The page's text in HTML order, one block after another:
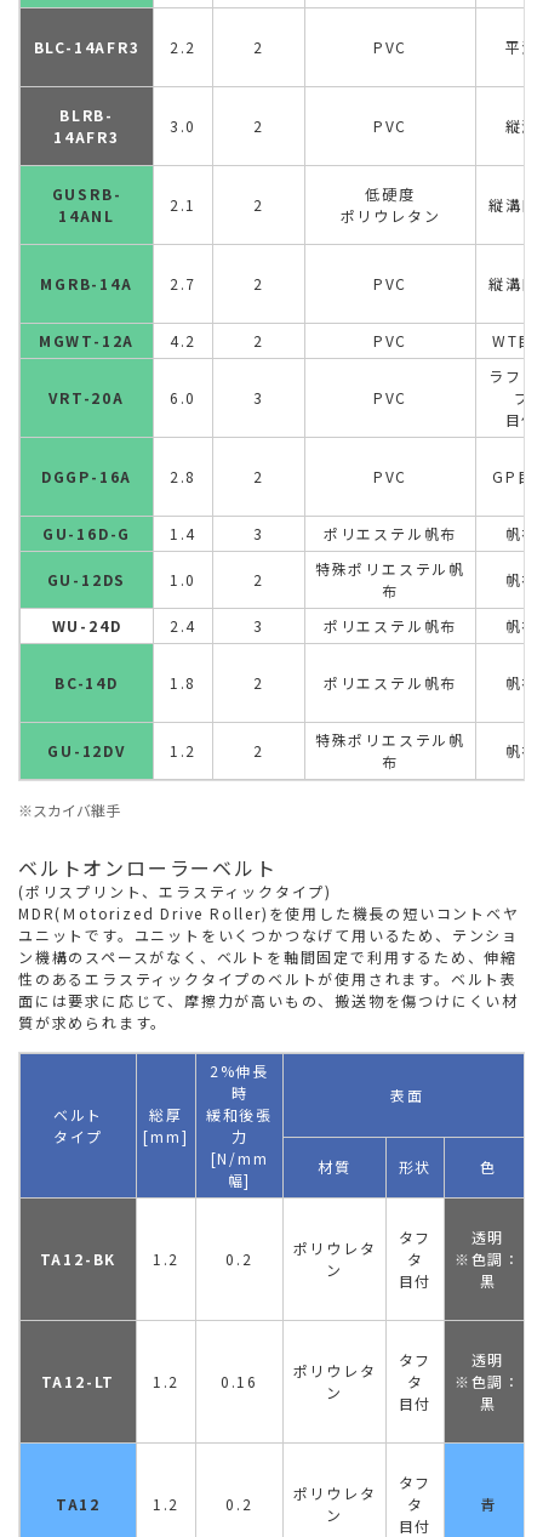
BLC-14AFR3 2.2 2 PVC 平滑
BLRB-
14AFR3
3.0 2 PVC 縦溝
GUSRB-
14ANL
2.1 2
低硬度
ポリウレタン
縦溝目
MGRB-14A 2.7 2 PVC 縦溝目
MGWT-12A 4.2 2 PVC WT目
VRT-20A 6.0 3 PVC
ラフト
プ
目付
DGGP-16A 2.8 2 PVC GP目
GU-16D-G 1.4 3 ポリエステル帆布 帆布
GU-12DS 1.0 2
特殊ポリエステル帆
布
帆布
WU-24D 2.4 3 ポリエステル帆布 帆布
BC-14D 1.8 2 ポリエステル帆布 帆布
GU-12DV 1.2 2
特殊ポリエステル帆
布
帆布
※スカイバ継手
ベルトオンローラーベルト
(ポリスプリント、エラスティックタイプ)
MDR(Ｍotorized Drive Roller)を使用した機長の短いコントベヤ
ユニットです。ユニットをいくつかつなげて用いるため、テンショ
ン機構のスペースがなく、ベルトを軸間固定で利用するため、伸縮
性のあるエラスティックタイプのベルトが使用されます。ベルト表
面には要求に応じて、摩擦力が高いもの、搬送物を傷つけにくい材
質が求められます。
ベルト
タイプ
総厚
[mm]
2%伸長
時
緩和後張
力
[N/mm
幅]
表面
材質 形状 色
TA12-BK 1.2 0.2
ポリウレタ
ン
タフ
タ
目付
透明
※色調：
黒
TA12-LT 1.2 0.16
ポリウレタ
ン
タフ
タ
目付
透明
※色調：
黒
TA12 1.2 0.2
ポリウレタ
ン
タフ
タ
目付
青